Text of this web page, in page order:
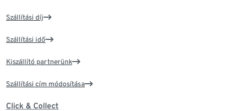
Szállítási díj
Szállítási idő
Kiszállító partnerünk
Szállítási cím módosítása
Click & Collect